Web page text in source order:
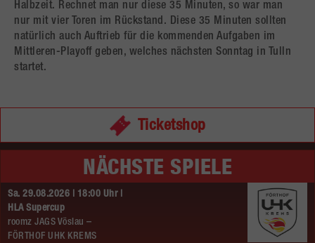
Halbzeit. Rechnet man nur diese 35 Minuten, so war man
nur mit vier Toren im Rückstand. Diese 35 Minuten sollten
natürlich auch Auftrieb für die kommenden Aufgaben im
Mittleren-Playoff geben, welches nächsten Sonntag in Tulln
startet.
Ticketshop
NÄCHSTE SPIELE
Sa. 29.08.2026 | 18:00 Uhr |
HLA Supercup
roomz JAGS Vöslau –
FÖRTHOF UHK KREMS